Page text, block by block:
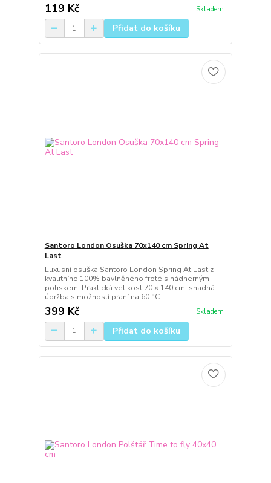
119 Kč Skladem
Přidat do košíku
Santoro London Osuška 70x140 cm Spring At
Last
Luxusní osuška Santoro London Spring At Last z
kvalitního 100% bavlněného froté s nádherným
potiskem. Praktická velikost 70 × 140 cm, snadná
údržba s možností praní na 60 °C.
399 Kč Skladem
Přidat do košíku